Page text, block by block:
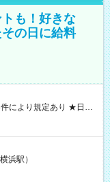
も！好きな
の日に給料
金GET♪ お仕事後はコ
期間】試
浜駅）